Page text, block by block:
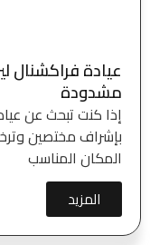
عيادة فراكشنال
مشدودة
إذا كنت تبحث عن
بإشراف مختصين
المكان المناسب
المزيد